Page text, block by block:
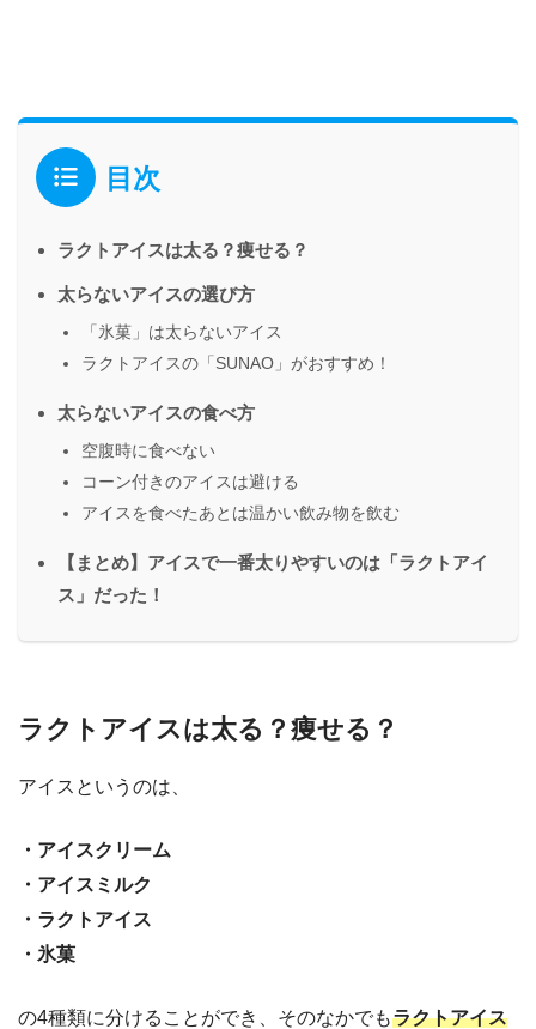
目次
ラクトアイスは太る？痩せる？
太らないアイスの選び方
「氷菓」は太らないアイス
ラクトアイスの「SUNAO」がおすすめ！
太らないアイスの食べ方
空腹時に食べない
コーン付きのアイスは避ける
アイスを食べたあとは温かい飲み物を飲む
【まとめ】アイスで一番太りやすいのは「ラクトアイ
ス」だった！
ラクトアイスは太る？痩せる？
アイスというのは、
・アイスクリーム
・アイスミルク
・ラクトアイス
・氷菓
の4種類に分けることができ、そのなかでもラクトアイス